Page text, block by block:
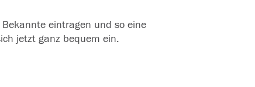
eintragen und so eine
jetzt ganz bequem ein.